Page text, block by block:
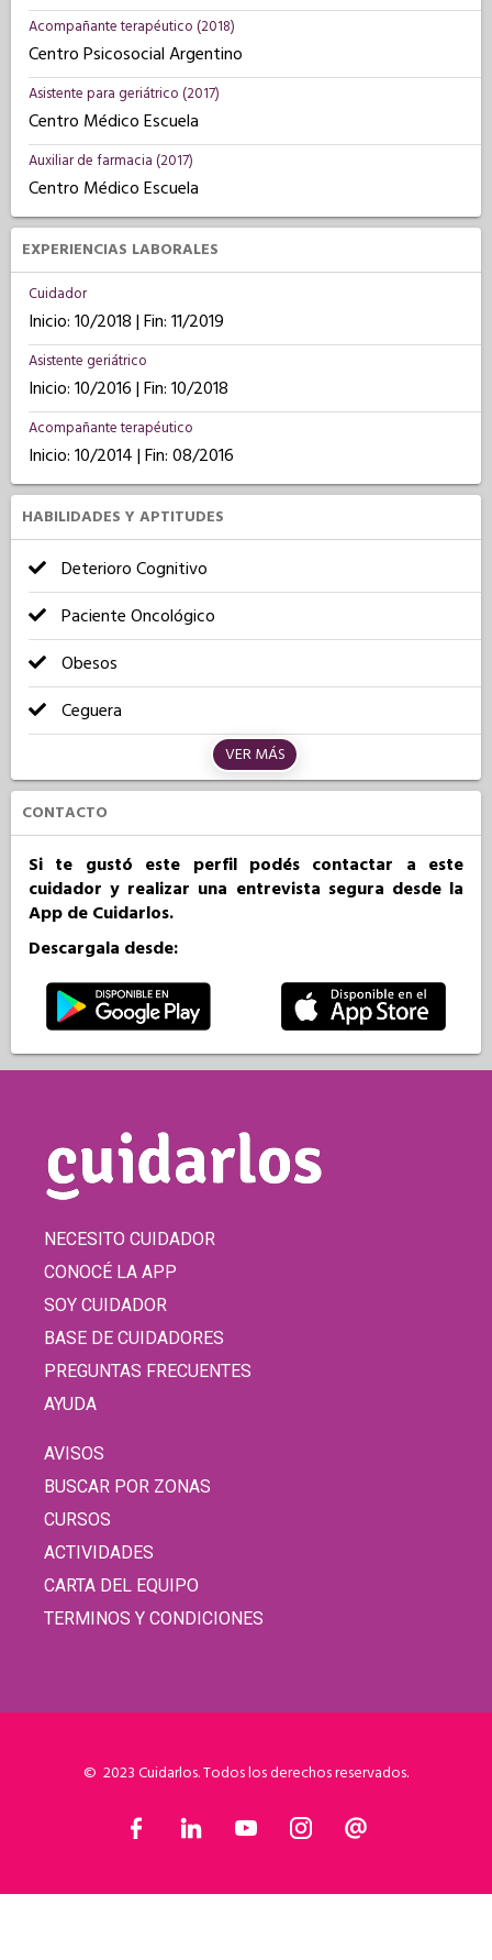
Acompañante terapéutico (2018)
Centro Psicosocial Argentino
Asistente para geriátrico (2017)
Centro Médico Escuela
Auxiliar de farmacia (2017)
Centro Médico Escuela
EXPERIENCIAS LABORALES
Cuidador
Inicio: 10/2018 | Fin: 11/2019
Asistente geriátrico
Inicio: 10/2016 | Fin: 10/2018
Acompañante terapéutico
Inicio: 10/2014 | Fin: 08/2016
HABILIDADES Y APTITUDES
Deterioro Cognitivo
Paciente Oncológico
Obesos
Ceguera
VER MÁS
CONTACTO
Si te gustó este perfil podés contactar a este
cuidador y realizar una entrevista segura desde la
App de Cuidarlos.
Descargala desde:
NECESITO CUIDADOR
CONOCÉ LA APP
SOY CUIDADOR
BASE DE CUIDADORES
PREGUNTAS FRECUENTES
AYUDA
AVISOS
BUSCAR POR ZONAS
CURSOS
ACTIVIDADES
CARTA DEL EQUIPO
TERMINOS Y CONDICIONES
© 2023 Cuidarlos. Todos los derechos reservados.